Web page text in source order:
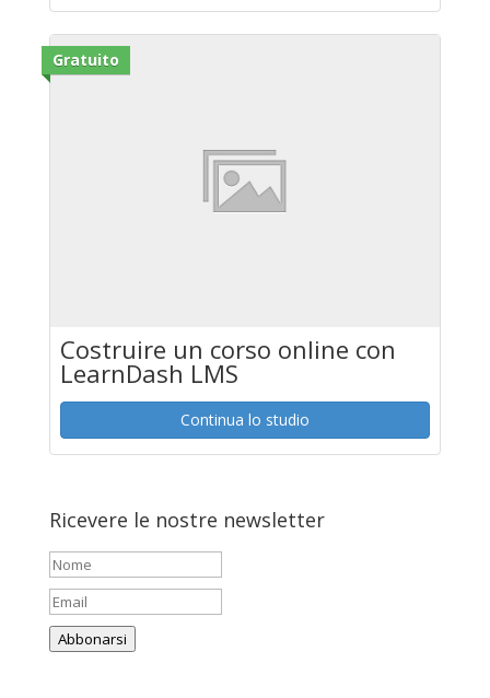
Gratuito
Costruire un corso online con
LearnDash LMS
Continua lo studio
Ricevere le nostre newsletter
Abbonarsi